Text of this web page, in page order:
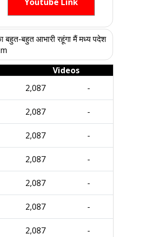
बहुत-बहुत आभारी रहूंगा मैं मध्य पदेश
Videos
2,087 -
2,087 -
2,087 -
2,087 -
2,087 -
2,087 -
2,087 -